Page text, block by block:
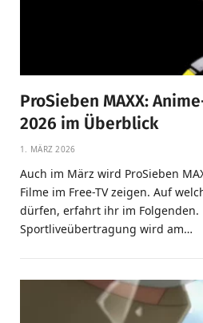
ProSieben MAXX:
2026 im Überblick
1. MÄRZ 2026
Auch im März wird ProSieben
Filme im Free-TV zeigen. Auf
dürfen, erfahrt ihr im
Sportliveübertragung wird am…